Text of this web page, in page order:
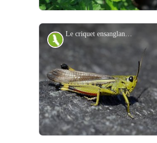
Voir l'image en
Le criquet ensanglanté - Mireille Coulon - Parc national des Écrins
Faune